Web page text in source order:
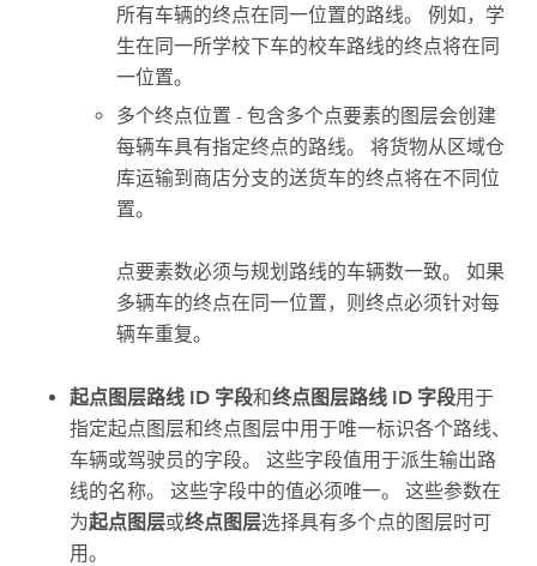
所有车辆的终点在同一位置的路线。 例如，学
生在同一所学校下车的校车路线的终点将在同
一位置。
多个终点位置 - 包含多个点要素的图层会创建
每辆车具有指定终点的路线。 将货物从区域仓
库运输到商店分支的送货车的终点将在不同位
置。
点要素数必须与规划路线的车辆数一致。 如果
多辆车的终点在同一位置，则终点必须针对每
辆车重复。
起点图层路线 ID 字段和终点图层路线 ID 字段用于
指定起点图层和终点图层中用于唯一标识各个路线、
车辆或驾驶员的字段。 这些字段值用于派生输出路
线的名称。 这些字段中的值必须唯一。 这些参数在
为起点图层或终点图层选择具有多个点的图层时可
用。